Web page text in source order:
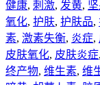
健康, 刺激, 发黄,
氧化, 护肤, 护肤品,
素, 激素失衡, 炎症,
皮肤氧化, 皮肤炎症,
终产物, 维生素, 维